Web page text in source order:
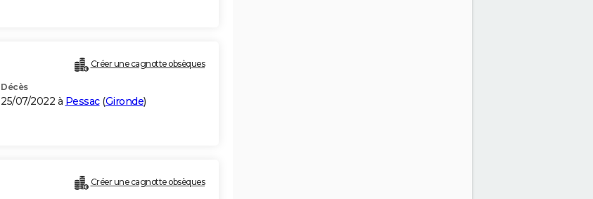
Créer une cagnotte obsèques
Décès
25/07/2022 à Pessac(Gironde)
Créer une cagnotte obsèques